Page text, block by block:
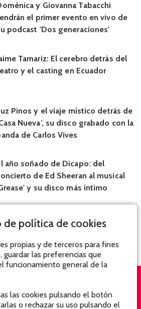
y Giovanna Tabacchi
el primer evento en vivo de
podcast 'Dos generaciones'
Tamariz: El cerebro detrás del
y el casting en Ecuador
Pinos y el viaje místico detrás de
Nueva’, su disco grabado con la
de Carlos Vives
año soñado de Dicapo: del
de Ed Sheeran al musical
y su disco más íntimo
de política de cookies
propias y de terceros para fines
guardar las preferencias que
funcionamiento general de la
las cookies pulsando el botón
o rechazar su uso pulsando el